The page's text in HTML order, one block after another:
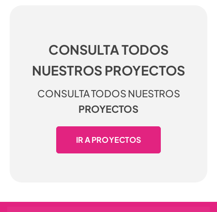
CONSULTA TODOS
NUESTROS PROYECTOS
CONSULTA TODOS NUESTROS
PROYECTOS
IR A PROYECTOS